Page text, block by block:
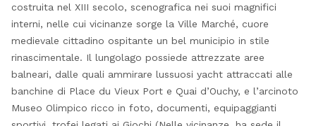
costruita nel XIII secolo, scenografica nei suoi magnifici
interni, nelle cui vicinanze sorge la Ville Marché, cuore
medievale cittadino ospitante un bel municipio in stile
rinascimentale. Il lungolago possiede attrezzate aree
balneari, dalle quali ammirare lussuosi yacht attraccati alle
banchine di Place du Vieux Port e Quai d’Ouchy, e l’arcinoto
Museo Olimpico ricco in foto, documenti, equipaggianti